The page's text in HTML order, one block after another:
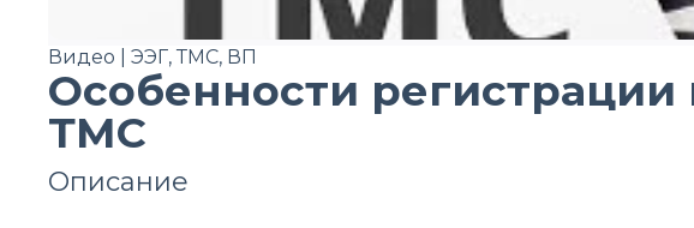
Видео | ЭЭГ, ТМС, ВП
Особенности
ТМС
Описание